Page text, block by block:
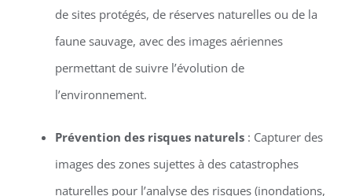
de sites protégés, de réserves naturelles ou de la
faune sauvage, avec des images aériennes
permettant de suivre l’évolution de
l’environnement.
Prévention des risques naturels: Capturer des
images des zones sujettes à des catastrophes
naturelles pour l’analyse des risques (inondations,